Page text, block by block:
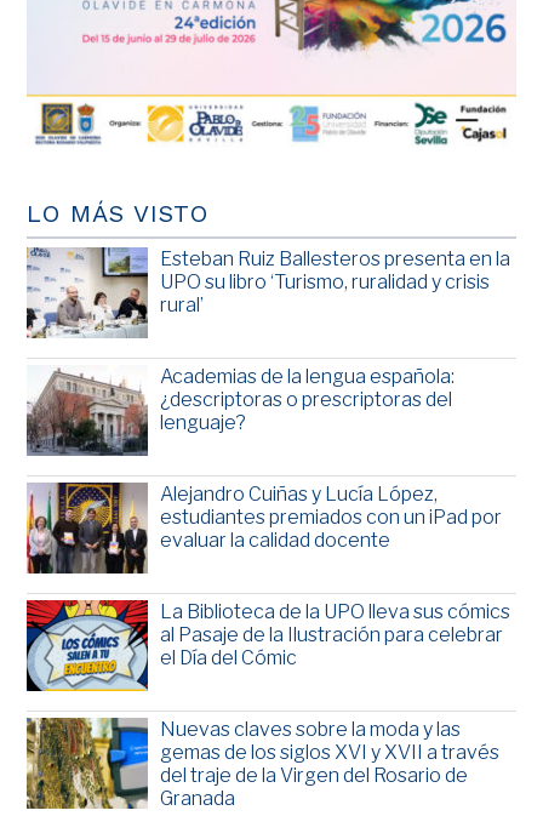
LO MÁS VISTO
Esteban Ruiz Ballesteros presenta en la
UPO su libro ‘Turismo, ruralidad y crisis
rural’
Academias de la lengua española:
¿descriptoras o prescriptoras del
lenguaje?
Alejandro Cuiñas y Lucía López,
estudiantes premiados con un iPad por
evaluar la calidad docente
La Biblioteca de la UPO lleva sus cómics
al Pasaje de la Ilustración para celebrar
el Día del Cómic
Nuevas claves sobre la moda y las
gemas de los siglos XVI y XVII a través
del traje de la Virgen del Rosario de
Granada